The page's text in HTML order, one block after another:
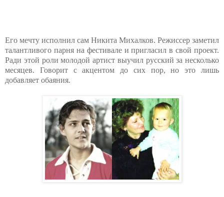
Его мечту исполнил сам Никита Михалков. Режиссер заметил
талантливого парня на фестивале и пригласил в свой проект.
Ради этой роли молодой артист выучил русский за несколько
месяцев. Говорит с акцентом до сих пор, но это лишь
добавляет обаяния.